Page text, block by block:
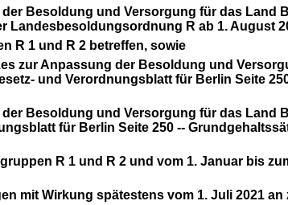
Besoldung und Versorgung für das Land
Landesbesoldungsordnung R ab 1. August
R 1 und R 2 betreffen, sowie
zur Anpassung der Besoldung und
und Verordnungsblatt für Berlin Seite
Besoldung und Versorgung für das Land
für Berlin Seite 250 --
R 1 und R 2 und vom 1. Januar bis
mit Wirkung spätestens vom 1. Juli 2021 an